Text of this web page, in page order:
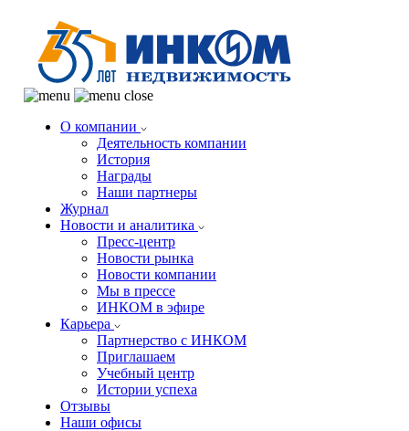
О компании
Деятельность компании
История
Награды
Наши партнеры
Журнал
Новости и аналитика
Пресс-центр
Новости рынка
Новости компании
Мы в прессе
ИНКОМ в эфире
Карьера
Партнерство с ИНКОМ
Приглашаем
Учебный центр
Истории успеха
Отзывы
Наши офисы